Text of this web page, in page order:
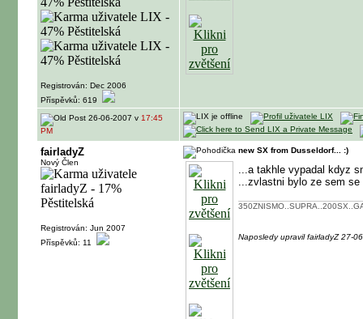
Registrován: Dec 2006
Příspěvků: 619
26-06-2007 v 17:45
PM
fairladyZ
Nový Člen
Registrován: Jun 2007
Příspěvků: 11
new SX from Dusseldorf... :)
...a takhle vypadal kdyz
...zvlastni bylo ze sem
Naposledy upravil fairladyZ 27-